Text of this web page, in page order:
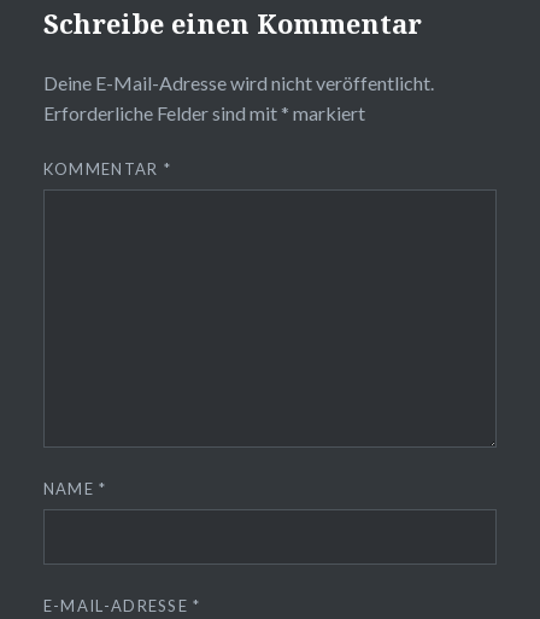
Schreibe einen Kommentar
Deine E-Mail-Adresse wird nicht veröffentlicht.
Erforderliche Felder sind mit * markiert
KOMMENTAR *
NAME*
E-MAIL-ADRESSE*